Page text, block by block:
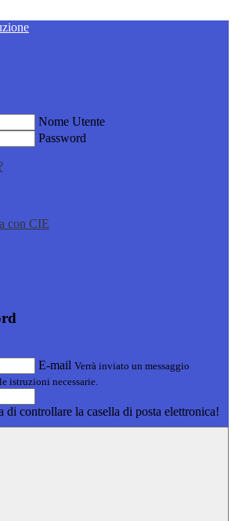
Nome Utente
Password
con CIE
E-mail Verrà inviato un messaggio
istruzioni necessarie.
di controllare la casella di posta elettronica!